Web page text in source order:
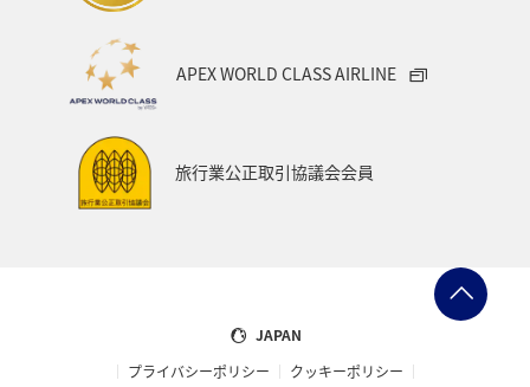
APEX WORLD CLASS AIRLINE
旅行業公正取引協議会会員
JAPAN
プライバシーポリシー
クッキーポリシー